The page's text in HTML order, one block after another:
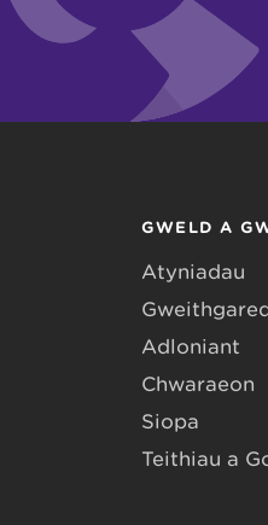
GWELD A
Atyniadau
Adloniant
Chwaraeon
Siopa
Teithiau a